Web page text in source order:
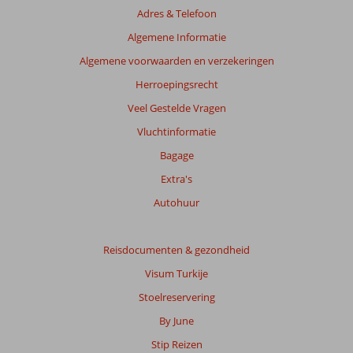
Adres & Telefoon
Algemene Informatie
Algemene voorwaarden en verzekeringen
Herroepingsrecht
Veel Gestelde Vragen
Vluchtinformatie
Bagage
Extra's
Autohuur
Reisdocumenten & gezondheid
Visum Turkije
Stoelreservering
By June
Stip Reizen